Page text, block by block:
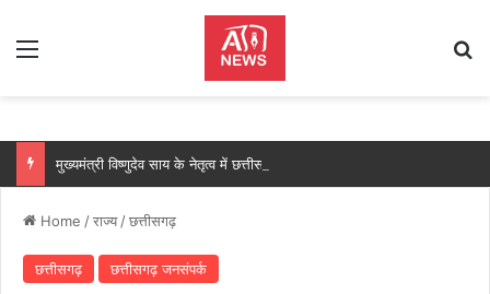
Menu
Home /राज्य /छत्तीसगढ़
छत्तीसगढ़ छत्तीसगढ़ जनसंपर्क